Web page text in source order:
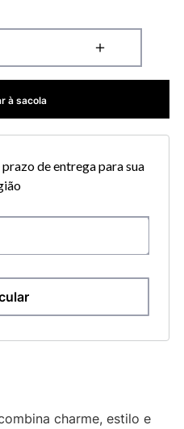
＋
à sacola
de entrega para sua
charme, estilo e